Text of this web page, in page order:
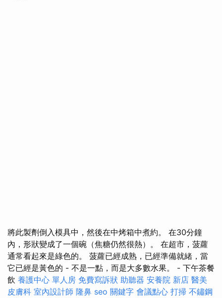
將此製劑倒入模具中，然後在中烤箱中煮約。 在30分鐘
內，形狀變成了一個碗（焦糖仍然很熱）。 在超市，菠蘿
通常看起來是綠色的。 菠蘿已經成熟，已經準備就緒，當
它已經是黃色的 - 不是一點，而是大多數水果。 - 下午茶餐
飲 養護中心 單人房 免費寫訴狀 助聽器 安養院 新店 醫美
皮膚科 室內設計師 隆鼻 seo 關鍵字 會議點心 打掃 不鏽鋼